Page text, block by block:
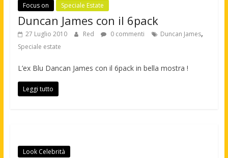
Focus on Speciale Estate
Duncan James con il 6pack
27 Luglio 2010 Red 0 commenti Duncan James,
Speciale estate
L’ex Blu Dancan James con il 6pack in bella mostra !
Leggi tutto
Look Celebrità